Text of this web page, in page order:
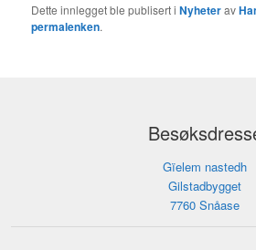
Dette innlegget ble publisert iNyheterav
permalenken.
Gïelem nastedh
Gilstadbygget
7760 Snåase